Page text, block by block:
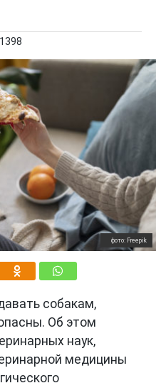
фото: Freepik
собакам,
Об этом
наук,
медицины